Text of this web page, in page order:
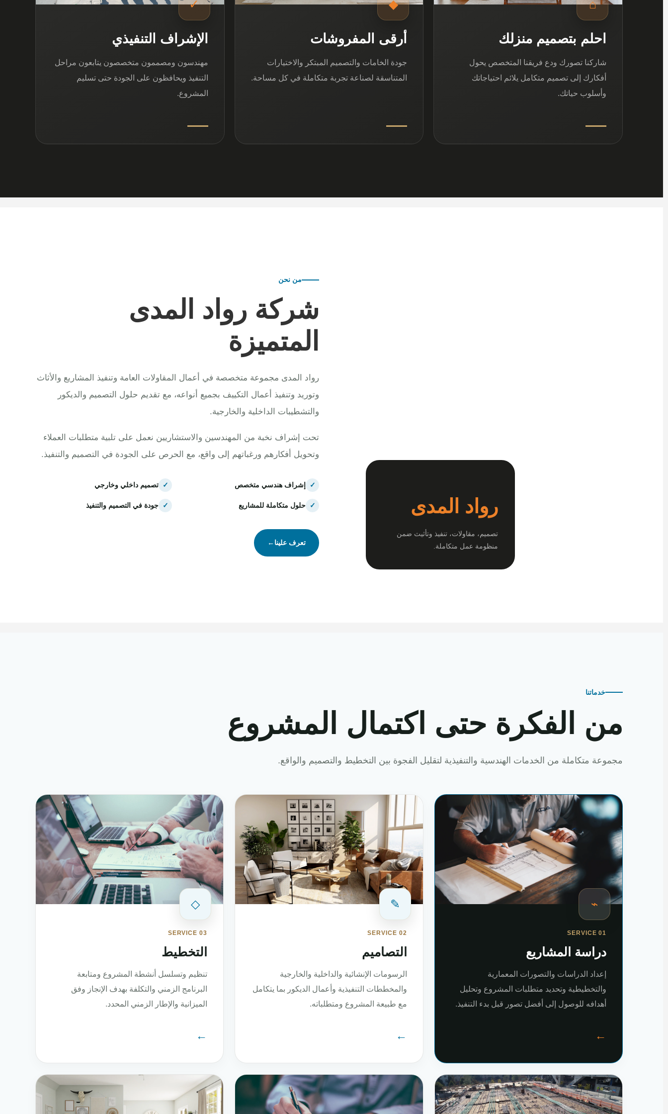
⌂
احلم بتصميم منزلك
شاركنا تصورك ودع فريقنا المتخصص يحول
أفكارك إلى تصميم متكامل يلائم احتياجاتك
وأسلوب حياتك.
◆
أرقى المفروشات
جودة الخامات والتصميم المبتكر والاختيارات
المتناسقة لصناعة تجربة متكاملة في كل مساحة.
✓
الإشراف التنفيذي
مهندسون ومصممون متخصصون يتابعون مراحل
التنفيذ ويحافظون على الجودة حتى تسليم
المشروع.
رواد المدى
تصميم، مقاولات، تنفيذ وتأثيث ضمن
منظومة عمل متكاملة.
من نحن
شركة رواد المدى
المتميزة
رواد المدى مجموعة متخصصة في أعمال المقاولات العامة وتنفيذ المشاريع والأثاث
وتوريد وتنفيذ أعمال التكييف بجميع أنواعه، مع تقديم حلول التصميم والديكور
والتشطيبات الداخلية والخارجية.
تحت إشراف نخبة من المهندسين والاستشاريين نعمل على تلبية متطلبات العملاء
وتحويل أفكارهم ورغباتهم إلى واقع، مع الحرص على الجودة في التصميم والتنفيذ.
✓ إشراف هندسي متخصص ✓ تصميم داخلي وخارجي
✓ حلول متكاملة للمشاريع ✓ جودة في التصميم والتنفيذ
تعرف علينا←
خدماتنا
من الفكرة حتى اكتمال المشروع
مجموعة متكاملة من الخدمات الهندسية والتنفيذية لتقليل الفجوة بين التخطيط والتصميم والواقع.
⌁
SERVICE 01
دراسة المشاريع
إعداد الدراسات والتصورات المعمارية
والتخطيطية وتحديد متطلبات المشروع وتحليل
أهدافه للوصول إلى أفضل تصور قبل بدء التنفيذ.
←
✎
SERVICE 02
التصاميم
الرسومات الإنشائية والداخلية والخارجية
والمخططات التنفيذية وأعمال الديكور بما يتكامل
مع طبيعة المشروع ومتطلباته.
←
◇
SERVICE 03
التخطيط
تنظيم وتسلسل أنشطة المشروع ومتابعة
البرنامج الزمني والتكلفة بهدف الإنجاز وفق
الميزانية والإطار الزمني المحدد.
←